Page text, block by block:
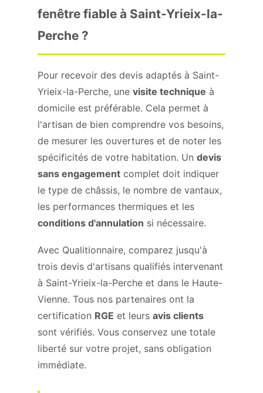
fenêtre fiable à Saint-Yrieix-la-
Perche ?
Pour recevoir des devis adaptés à Saint-
Yrieix-la-Perche, une visite technique à
domicile est préférable. Cela permet à
l'artisan de bien comprendre vos besoins,
de mesurer les ouvertures et de noter les
spécificités de votre habitation. Un devis
sans engagement complet doit indiquer
le type de châssis, le nombre de vantaux,
les performances thermiques et les
conditions d'annulation si nécessaire.
Avec Qualitionnaire, comparez jusqu'à
trois devis d'artisans qualifiés intervenant
à Saint-Yrieix-la-Perche et dans le Haute-
Vienne. Tous nos partenaires ont la
certification RGE et leurs avis clients
sont vérifiés. Vous conservez une totale
liberté sur votre projet, sans obligation
immédiate.